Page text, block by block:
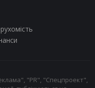
"PR", "Спецпроект",